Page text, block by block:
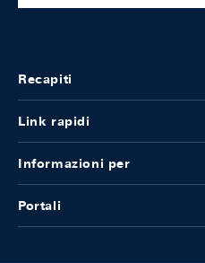
Recapiti
Link rapidi
Informazioni per
Portali